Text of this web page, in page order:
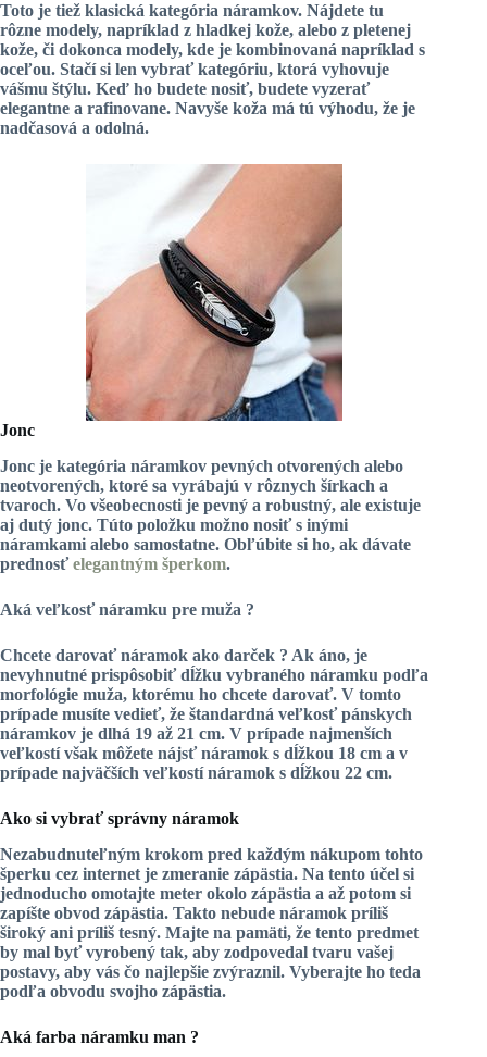
Toto je tiež klasická kategória náramkov. Nájdete tu
rôzne modely, napríklad z hladkej kože, alebo z pletenej
kože, či dokonca modely, kde je kombinovaná napríklad s
oceľou. Stačí si len vybrať kategóriu, ktorá vyhovuje
vášmu štýlu. Keď ho budete nosiť, budete vyzerať
elegantne a rafinovane. Navyše koža má tú výhodu, že je
nadčasová a odolná.
Jonc
Jonc je kategória náramkov pevných otvorených alebo
neotvorených, ktoré sa vyrábajú v rôznych šírkach a
tvaroch. Vo všeobecnosti je pevný a robustný, ale existuje
aj dutý jonc. Túto položku možno nosiť s inými
náramkami alebo samostatne. Obľúbite si ho, ak dávate
prednosťelegantným šperkom.
Aká veľkosť náramku pre muža ?
Chcete darovať náramok ako darček ? Ak áno, je
nevyhnutné prispôsobiť dĺžku vybraného náramku podľa
morfológie muža, ktorému ho chcete darovať. V tomto
prípade musíte vedieť, že štandardná veľkosť pánskych
náramkov je dlhá 19 až 21 cm. V prípade najmenších
veľkostí však môžete nájsť náramok s dĺžkou 18 cm a v
prípade najväčších veľkostí náramok s dĺžkou 22 cm.
Ako si vybrať správny náramok
Nezabudnuteľným krokom pred každým nákupom tohto
šperku cez internet je zmeranie zápästia. Na tento účel si
jednoducho omotajte meter okolo zápästia a až potom si
zapíšte obvod zápästia. Takto nebude náramok príliš
široký ani príliš tesný. Majte na pamäti, že tento predmet
by mal byť vyrobený tak, aby zodpovedal tvaru vašej
postavy, aby vás čo najlepšie zvýraznil. Vyberajte ho teda
podľa obvodu svojho zápästia.
Aká farba náramku man ?